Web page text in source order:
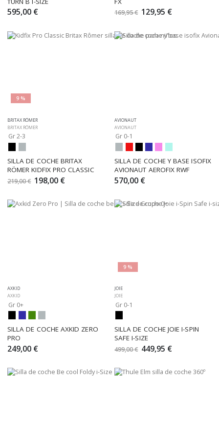
595,00 € 169,95 € 129,95 €
9 %
BRITAX RÖMER
BRITAX RÖMER
Gr 2-3
SILLA DE COCHE BRITAX
RÖMER KIDFIX PRO CLASSIC
219,00 € 198,00 €
AVIONAUT
AVIONAUT
Gr 0-1
SILLA DE COCHE Y BASE ISOFIX
AVIONAUT AEROFIX RWF
570,00 €
AXKID
AXKID
Gr 0+
SILLA DE COCHE AXKID ZERO
PRO
249,00 €
9 %
JOIE
JOIE
Gr 0-1
SILLA DE COCHE JOIE I-SPIN
SAFE I-SIZE
499,00 € 449,95 €